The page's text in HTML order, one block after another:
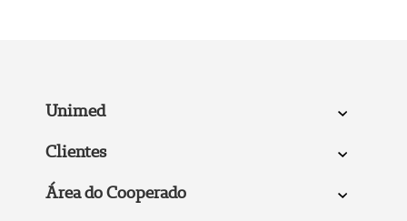
Unimed
Clientes
Área do Cooperado